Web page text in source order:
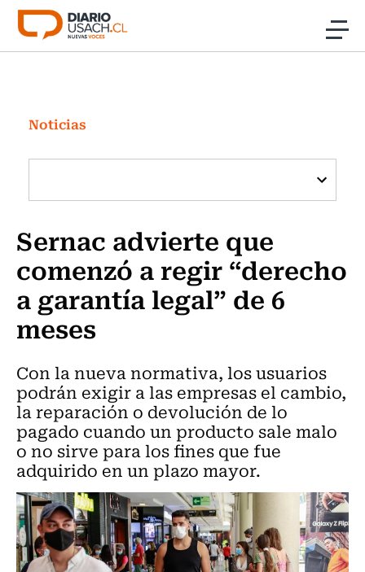
Click acá para ir directamente al contenido
Investigación
Cultura
Programas Radio y TV Usach
Noticias
Sernac advierte que
comenzó a regir “derecho
a garantía legal” de 6
meses
Con la nueva normativa, los usuarios
podrán exigir a las empresas el cambio,
la reparación o devolución de lo
pagado cuando un producto sale malo
o no sirve para los fines que fue
adquirido en un plazo mayor.